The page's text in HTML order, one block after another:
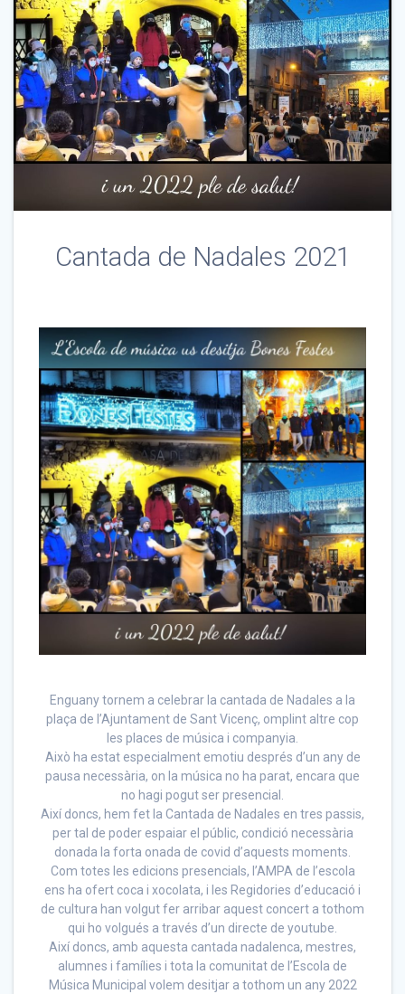
Cantada de Nadales 2021
Enguany tornem a celebrar la cantada de Nadales a la
plaça de l’Ajuntament de Sant Vicenç, omplint altre cop
les places de música i companyia.
Això ha estat especialment emotiu després d’un any de
pausa necessària, on la música no ha parat, encara que
no hagi pogut ser presencial.
Així doncs, hem fet la Cantada de Nadales en tres passis,
per tal de poder espaiar el públic, condició necessària
donada la forta onada de covid d’aquests moments.
Com totes les edicions presencials, l’AMPA de l’escola
ens ha ofert coca i xocolata, i les Regidories d’educació i
de cultura han volgut fer arribar aquest concert a tothom
qui ho volgués a través d’un directe de youtube.
Així doncs, amb aquesta cantada nadalenca, mestres,
alumnes i famílies i tota la comunitat de l’Escola de
Música Municipal volem desitjar a tothom un any 2022